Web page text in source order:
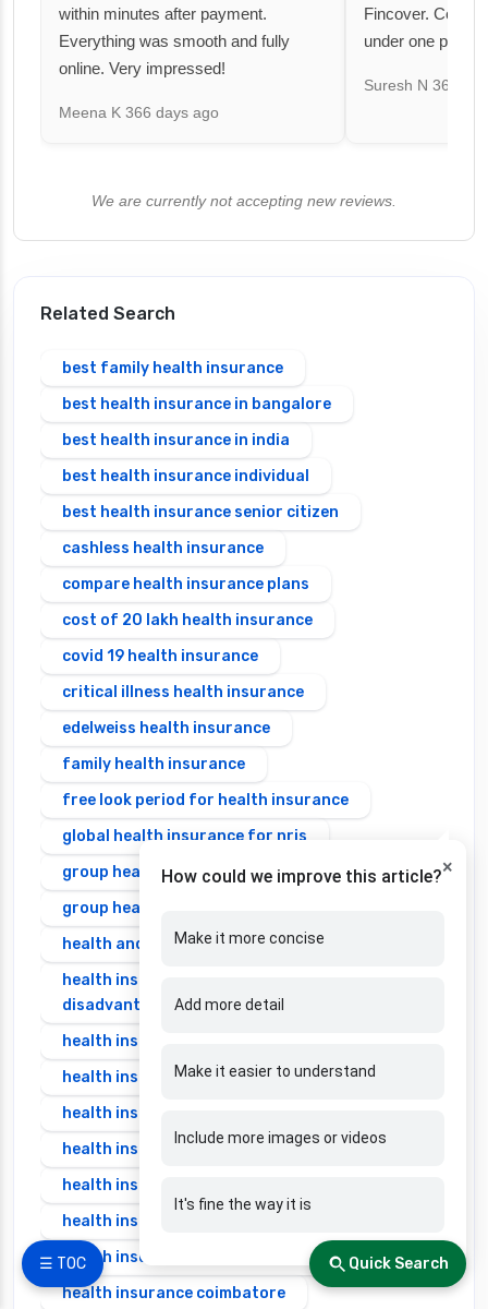
☰ TOC
within minutes after payment.
Everything was smooth and fully
online. Very impressed!
Meena K 366 days ago
Fincover.
under one
Suresh N 367
We are currently not accepting new reviews.
Related Search
best family health insurance
best health insurance in bangalore
best health insurance in india
best health insurance individual
best health insurance senior citizen
cashless health insurance
compare health insurance plans
cost of 20 lakh health insurance
covid 19 health insurance
critical illness health insurance
edelweiss health insurance
family health insurance
free look period for health insurance
global health insurance for nris
group health insurance
group health insurance vs individual
health and disability insurance
health insurance advantages and
disadvantages
health insurance ahmedabad
health insurance amritsar
health insurance bangalore
health insurance bhopal
health insurance chennai
health insurance claim process
health insurance claim rejection reasons
health insurance coimbatore
×
How could we improve this article?
Make it more concise
Add more detail
Make it easier to understand
Include more images or videos
It's fine the way it is
Quick Search